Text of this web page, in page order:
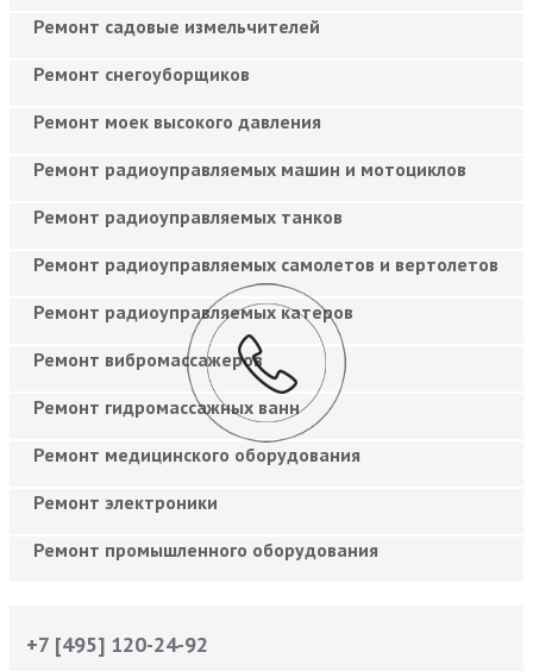
Ремонт садовые измельчителей
Ремонт снегоуборщиков
Ремонт моек высокого давления
Ремонт радиоуправляемых машин и мотоциклов
Ремонт радиоуправляемых танков
Ремонт радиоуправляемых самолетов и вертолетов
Ремонт радиоуправляемых катеров
Ремонт вибромассажеров
Ремонт гидромассажных ванн
Ремонт медицинского оборудования
Ремонт электроники
Ремонт промышленного оборудования
+7 [495] 120-24-92